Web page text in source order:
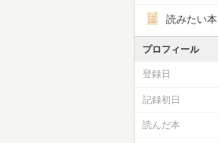
読みたい本
プロフィール
登録日
記録初日
読んだ本